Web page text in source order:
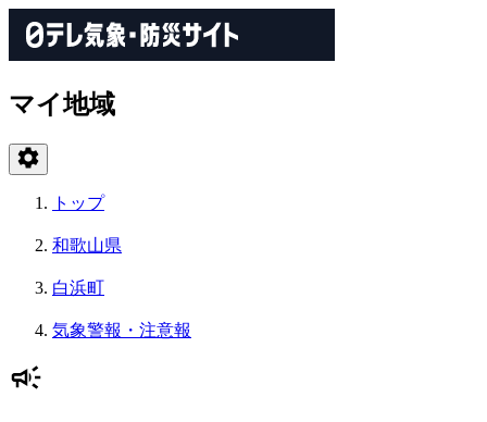
マイ地域
トップ
和歌山県
白浜町
気象警報・注意報